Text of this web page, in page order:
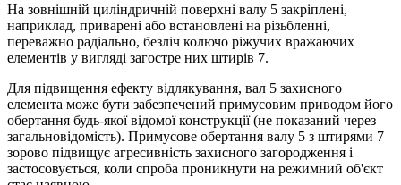
На зовнішній циліндричній поверхні валу 5 закріплені,
наприклад, приварені або встановлені на різьбленні,
переважно радіально, безліч колючо ріжучих вражаючих
елементів у вигляді загостре них штирів 7.
Для підвищення ефекту відлякування, вал 5 захисного
елемента може бути забезпечений примусовим приводом його
обертання будь-якої відомої конструкції (не показаний через
загальновідомість). Примусове обертання валу 5 з штирями 7
зорово підвищує агресивність захисного загородження і
застосовується, коли спроба проникнути на режимний об'єкт